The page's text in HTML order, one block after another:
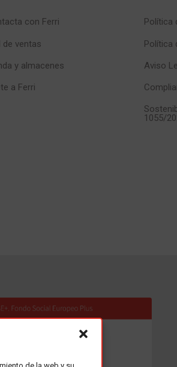
con Ferri
de ventas
y almacenes
a Ferri
Política
Política
Aviso
1055/